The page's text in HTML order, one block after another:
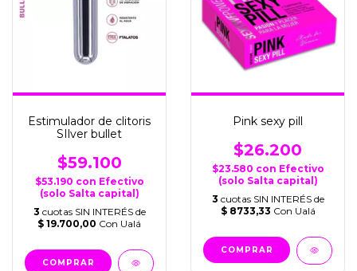
Estimulador de clitoris
SIlver bullet
$59.100
$53.190 con Efectivo
(solo Salta capital)
3 cuotas SIN INTERÉS de
$ 19.700,00 Con Ualá
Pink sexy pill
$26.200
$23.580 con Efectivo
(solo Salta capital)
3 cuotas SIN INTERÉS de
$ 8733,33 Con Ualá